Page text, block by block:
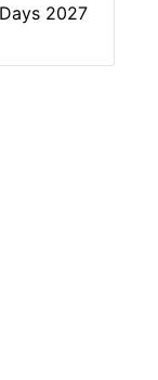
2027